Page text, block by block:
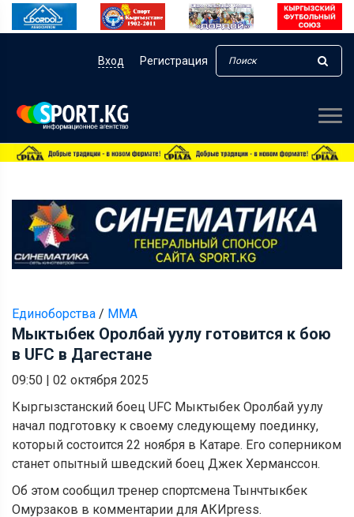
Вход Регистрация
Единоборства / ММА
Мыктыбек Оролбай уулу готовится к бою
в UFC в Дагестане
09:50 | 02 октября 2025
Кыргызстанский боец UFC Мыктыбек Оролбай уулу
начал подготовку к своему следующему поединку,
который состоится 22 ноября в Катаре. Его соперником
станет опытный шведский боец Джек Херманссон.
Об этом сообщил тренер спортсмена Тынчтыкбек
Омурзаков в комментарии для АКИpress.